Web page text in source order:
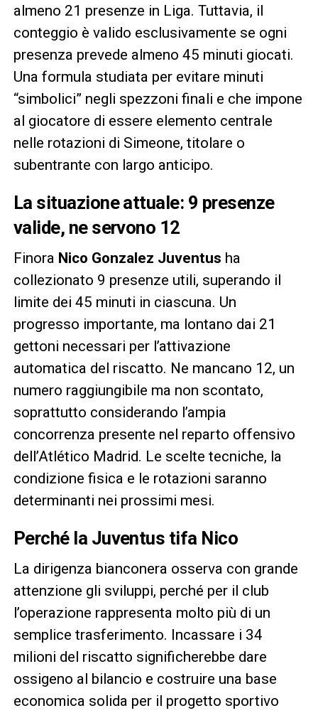
almeno 21 presenze in Liga. Tuttavia, il
conteggio è valido esclusivamente se ogni
presenza prevede almeno 45 minuti giocati.
Una formula studiata per evitare minuti
“simbolici” negli spezzoni finali e che impone
al giocatore di essere elemento centrale
nelle rotazioni di Simeone, titolare o
subentrante con largo anticipo.
La situazione attuale: 9 presenze
valide, ne servono 12
Finora Nico Gonzalez Juventus ha
collezionato 9 presenze utili, superando il
limite dei 45 minuti in ciascuna. Un
progresso importante, ma lontano dai 21
gettoni necessari per l’attivazione
automatica del riscatto. Ne mancano 12, un
numero raggiungibile ma non scontato,
soprattutto considerando l’ampia
concorrenza presente nel reparto offensivo
dell’Atlético Madrid. Le scelte tecniche, la
condizione fisica e le rotazioni saranno
determinanti nei prossimi mesi.
Perché la Juventus tifa Nico
La dirigenza bianconera osserva con grande
attenzione gli sviluppi, perché per il club
l’operazione rappresenta molto più di un
semplice trasferimento. Incassare i 34
milioni del riscatto significherebbe dare
ossigeno al bilancio e costruire una base
economica solida per il progetto sportivo